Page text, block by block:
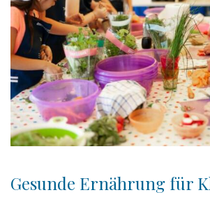
Gesunde Ernährung für